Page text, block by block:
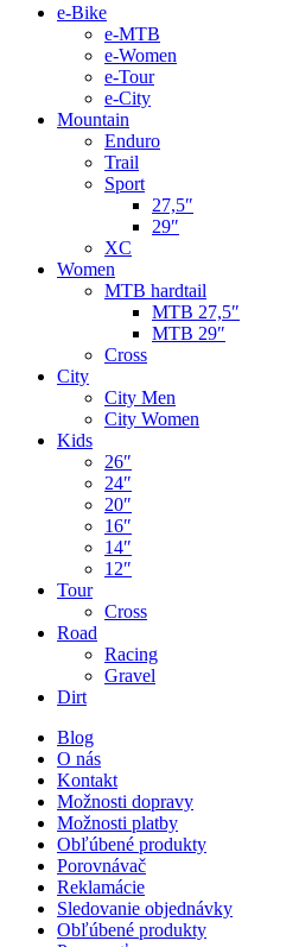
e-Bike
e-MTB
e-Women
e-Tour
e-City
Mountain
Enduro
Trail
Sport
27,5″
29″
XC
Women
MTB hardtail
MTB 27,5″
MTB 29″
Cross
City
City Men
City Women
Kids
26″
24″
20″
16″
14″
12″
Tour
Cross
Road
Racing
Gravel
Dirt
Blog
O nás
Kontakt
Možnosti dopravy
Možnosti platby
Obľúbené produkty
Porovnávač
Reklamácie
Sledovanie objednávky
Obľúbené produkty